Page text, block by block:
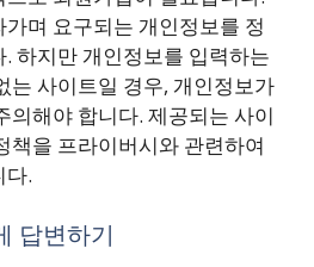
며 요구되는 개인정보를 정
하지만 개인정보를 입력하는
는 사이트일 경우, 개인정보가
의해야 합니다. 제공되는 사이
책을 프라이버시와 관련하여
다.
답변하기